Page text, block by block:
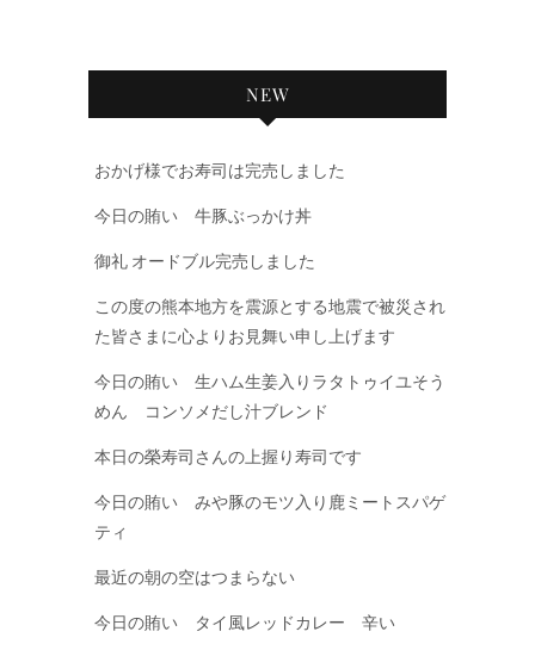
NEW
おかげ様でお寿司は完売しました
今日の賄い 牛豚ぶっかけ丼
御礼 オードブル完売しました
この度の熊本地方を震源とする地震で被災され
た皆さまに心よりお見舞い申し上げます
今日の賄い 生ハム生姜入りラタトゥイユそう
めん コンソメだし汁ブレンド
本日の榮寿司さんの上握り寿司です
今日の賄い みや豚のモツ入り鹿ミートスパゲ
ティ
最近の朝の空はつまらない
今日の賄い タイ風レッドカレー 辛い